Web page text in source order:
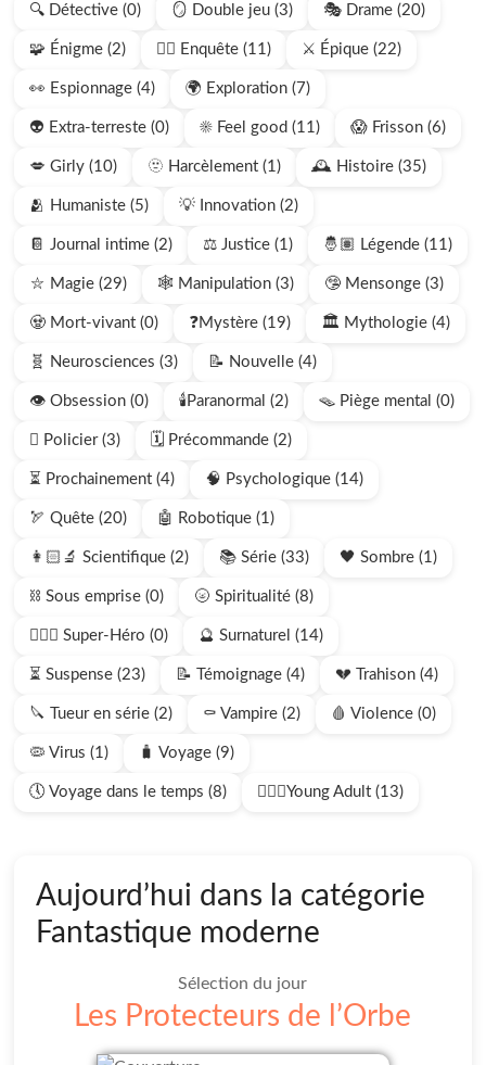
🔍 Détective (0) 🪞 Double jeu (3) 🎭 Drame (20)
🧩 Énigme (2) 🕵🏻 Enquête (11) ⚔️ Épique (22)
👀 Espionnage (4) 🌍 Exploration (7)
👽 Extra-terreste (0) ☀️ Feel good (11) 😱 Frisson (6)
💋 Girly (10) 🫥 Harcèlement (1) 🕰️ Histoire (35)
🫂 Humaniste (5) 💡 Innovation (2)
📔 Journal intime (2) ⚖️ Justice (1) 🤴🏽 Légende (11)
⛥ Magie (29) 🕸️ Manipulation (3) 🤥 Mensonge (3)
🧟 Mort-vivant (0) ❓Mystère (19) 🏛️ Mythologie (4)
🧬 Neurosciences (3) 📝 Nouvelle (4)
👁️ Obsession (0) 🕯️Paranormal (2) 🪤 Piège mental (0)
🫆 Policier (3) 🗓️ Précommande (2)
⏳ Prochainement (4) 🧠 Psychologique (14)
🏹 Quête (20) 🤖 Robotique (1)
👩🏻‍🔬 Scientifique (2) 📚 Série (33) 🖤 Sombre (1)
⛓️ Sous emprise (0) 🌝 Spiritualité (8)
🦸🏻‍♂️ Super-Héro (0) 🔮 Surnaturel (14)
⏳ Suspense (23) 📝 Témoignage (4) 💔 Trahison (4)
🔪 Tueur en série (2) ⚰️ Vampire (2) 🩸 Violence (0)
🦠 Virus (1) 🧳 Voyage (9)
🕔 Voyage dans le temps (8) 🧍🏻‍♂️Young Adult (13)
Aujourd’hui dans la catégorie
Fantastique moderne
Sélection du jour
Les Protecteurs de l’Orbe